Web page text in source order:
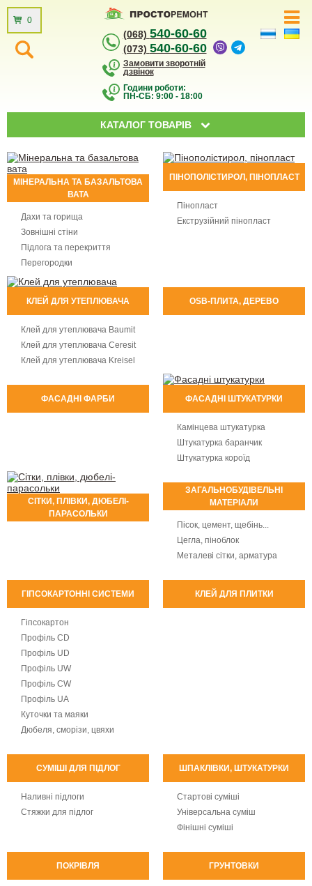
(068) 540-60-60
(073) 540-60-60
Замовити зворотній
дзвінок
Години роботи:
ПН-СБ: 9:00 - 18:00
0
КАТАЛОГ ТОВАРІВ
МІНЕРАЛЬНА ТА БАЗАЛЬТОВА
ВАТА
Дахи та горища
Зовнішні стіни
Підлога та перекриття
Перегородки
ПІНОПОЛІСТИРОЛ, ПІНОПЛАСТ
Пінопласт
Екструзійний пінопласт
КЛЕЙ ДЛЯ УТЕПЛЮВАЧА
Клей для утеплювача Baumit
Клей для утеплювача Ceresit
Клей для утеплювача Kreisel
OSB-ПЛИТА, ДЕРЕВО
ФАСАДНІ ФАРБИ ФАСАДНІ ШТУКАТУРКИ
Камінцева штукатурка
Штукатурка баранчик
Штукатурка короїд
СІТКИ, ПЛІВКИ, ДЮБЕЛІ-
ПАРАСОЛЬКИ
ЗАГАЛЬНОБУДІВЕЛЬНІ
МАТЕРІАЛИ
Пісок, цемент, щебінь...
Цегла, піноблок
Металеві сітки, арматура
ГІПСОКАРТОННІ СИСТЕМИ
Гіпсокартон
Профіль CD
Профіль UD
Профіль UW
Профіль CW
Профіль UA
Куточки та маяки
Дюбеля, сморізи, цвяхи
КЛЕЙ ДЛЯ ПЛИТКИ
СУМІШІ ДЛЯ ПІДЛОГ
Наливні підлоги
Стяжки для підлог
ШПАКЛІВКИ, ШТУКАТУРКИ
Стартові суміші
Універсальна суміш
Фінішні суміші
ПОКРІВЛЯ ГРУНТОВКИ